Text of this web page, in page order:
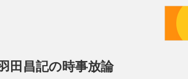
田昌記の時事放論